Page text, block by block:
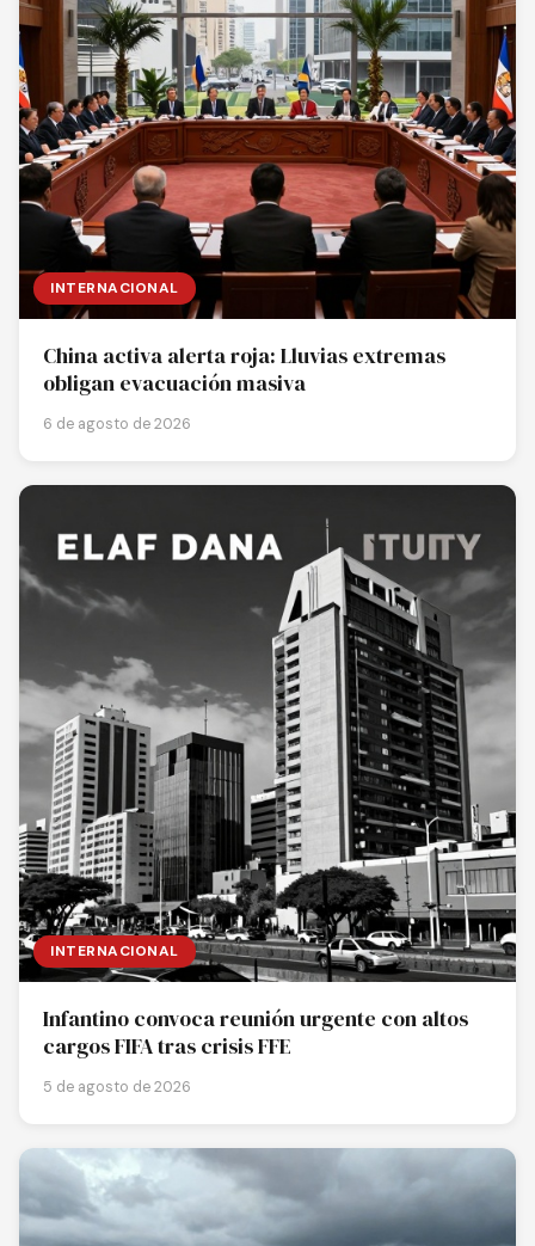
INTERNACIONAL
China activa alerta roja: Lluvias extremas
obligan evacuación masiva
6 de agosto de 2026
INTERNACIONAL
Infantino convoca reunión urgente con altos
cargos FIFA tras crisis FFE
5 de agosto de 2026